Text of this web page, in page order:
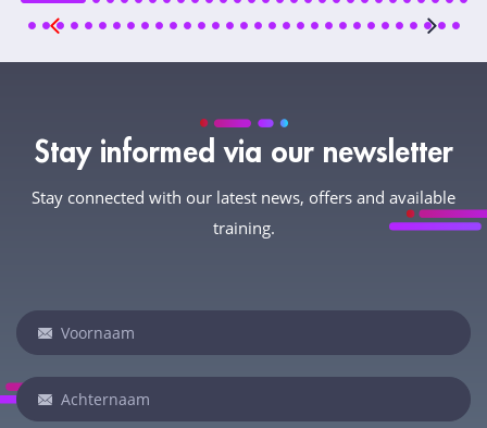
Stay informed via our newsletter
Stay connected with our latest news, offers and available
training.
Newsletter
Indien
je
een
mens